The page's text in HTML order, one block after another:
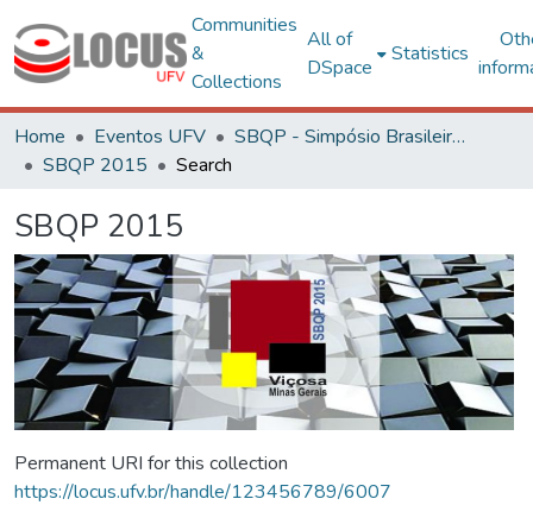
Communities
&
Collections
All of
DSpace
Statistics
Home Eventos UFV
SBQP - Simpósio Brasileiro de Qualidade do Projeto no Ambiente Construído
SBQP 2015
Search
SBQP 2015
Permanent URI for this collection
https://locus.ufv.br/handle/123456789/6007